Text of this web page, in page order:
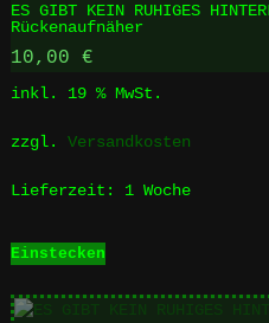
Die
werden
ES GIBT KEIN RUHIGES
Rückenaufnäher
10,00 €
inkl. 19 % MwSt.
zzgl. Versandkosten
Lieferzeit: 1 Woche
Einstecken